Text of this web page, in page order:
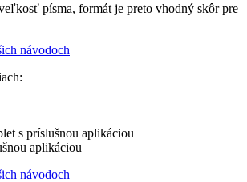
písma, formát je preto vhodný skôr pre
návodoch
s príslušnou aplikáciou
aplikáciou
návodoch